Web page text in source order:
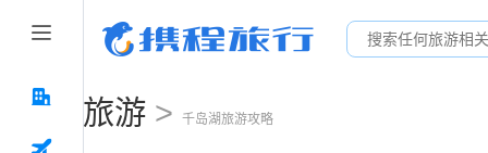
旅游 > 千岛湖旅游攻略